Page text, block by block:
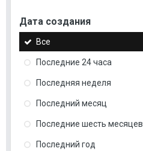
Дата создания
Все
Последние 24 часа
Последняя неделя
Последний месяц
Последние шесть месяцев
Последний год